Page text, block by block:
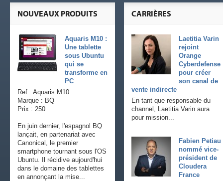
CARRIÈRES
Laetitia Varin
rejoint
Orange
Cyberdefense
pour créer
son canal de
vente indirecte
En tant que responsable du
channel, Laetitia Varin aura
pour mission...
Fabien Petiau
nommé vice-
président de
Cloudera
France
NOUVEAUX PRODUITS
Aquaris M10 :
Une tablette
sous Ubuntu
qui se
transforme en
PC
Ref : Aquaris M10
Marque : BQ
Prix : 250
En juin dernier, l'espagnol BQ
lançait, en partenariat avec
Canonical, le premier
smartphone tournant sous l'OS
Ubuntu. Il récidive aujourd'hui
dans le domaine des tablettes
en annonçant la mise...